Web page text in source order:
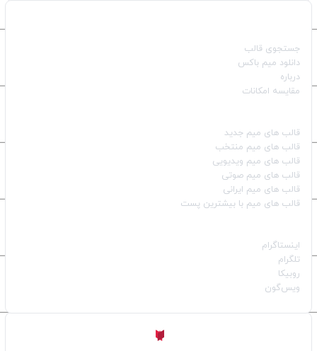
جستجوی قالب
دانلود میم باکس
درباره
مقایسه امکانات
قالب‌ های میم جدید
قالب‌ های میم منتخب
قالب‌ های میم ویدیویی
قالب‌ های میم صوتی
قالب‌ های میم ایرانی
قالب‌ های میم با بیشترین پست
اینستاگرام
تلگرام
روبیکا
ویس‌گون